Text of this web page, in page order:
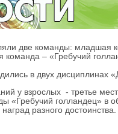
две команды: младшая
команда – «Гребучий
в двух дисциплинах
у взрослых - третье
«Гребучий голландец»
разного достоинства.